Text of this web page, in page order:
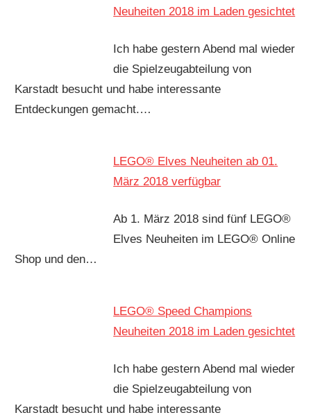
Neuheiten 2018 im Laden gesichtet
Ich habe gestern Abend mal wieder
die Spielzeugabteilung von
Karstadt besucht und habe interessante
Entdeckungen gemacht.…
LEGO® Elves Neuheiten ab 01.
März 2018 verfügbar
Ab 1. März 2018 sind fünf LEGO®
Elves Neuheiten im LEGO® Online
Shop und den…
LEGO® Speed Champions
Neuheiten 2018 im Laden gesichtet
Ich habe gestern Abend mal wieder
die Spielzeugabteilung von
Karstadt besucht und habe interessante